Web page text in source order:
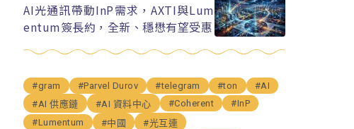
AI光通訊帶動InP需求，AXTI與Lum
entum簽長約，全新、穩懋有望受惠
#gram #Parvel Durov #telegram #ton
#AI
#AI 供應鏈
#AI 資料中心 #Coherent
#InP
#Lumentum
#中國
#光互連